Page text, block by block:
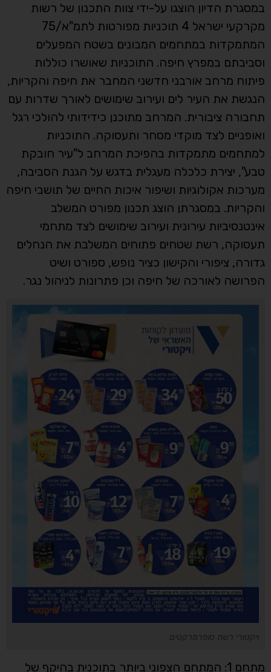
במסגרת הדיון הוצגו על-ידי צוות התכנון של רשות
מקרקעי ישראל 4 תוכניות מפורטות לתמ"א/75
המתמקדות במתחמים המבונים בשטח המפעלים
וסביבתם במפרץ חיפה. התוכניות שאושרו כוללות
פיתוח מרחב אורבני חדשני המחבר את חיפה והקריות,
הנגשת את העיר לים ועירוב שימושים לאורך שדרות עם
תחבורה ציבורית. המרחב מתוכנן כידידותי להולכי רגל
ואופניים לצד מוקדי מסחר ותעסוקה. התוכניות
למתחמים מתמקדות בהפיכת המרחב ל"עיר חובקת
טבע", יצירת כלכלה מעגלית בדגש על הגנת הסביבה,
מערכות אקולוגיות ושיפור איכות החיים של תושבי חיפה
והקריות. במסגרתן הוצג תכנון מפורט המשלב
אינטנסיביות עירונית ועירוב שימושים לצד מתחמי
תעסוקה, רשת שטחים פתוחים המשלבת את הנחלים
גדורה, ציפורי והקישון כציר נופש, ספורט ושיט
הפרושה לאורכה של חיפה וכן פתרונות לניהול נגר.
ויקטורי רשת סופרמרקטים
מתחם 1: המתחם הצפוני ביותר בתוכנית בהיקף של